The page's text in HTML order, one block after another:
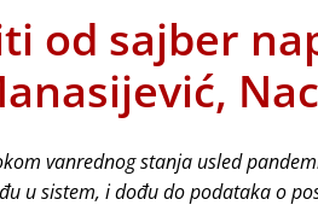
od sajber
vanrednog stanja usled
u sistem, i dođu do podataka o